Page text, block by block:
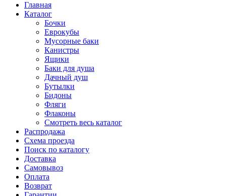
Главная
Каталог
Бочки
Еврокубы
Мусорные баки
Канистры
Ящики
Баки для душа
Дачный душ
Бутылки
Бидоны
Фляги
Флаконы
Смотреть весь каталог
Распродажа
Схема проезда
Поиск по каталогу
Доставка
Самовывоз
Оплата
Возврат